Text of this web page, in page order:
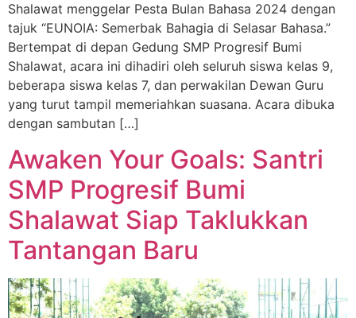
Shalawat menggelar Pesta Bulan Bahasa 2024 dengan
tajuk “EUNOIA: Semerbak Bahagia di Selasar Bahasa.”
Bertempat di depan Gedung SMP Progresif Bumi
Shalawat, acara ini dihadiri oleh seluruh siswa kelas 9,
beberapa siswa kelas 7, dan perwakilan Dewan Guru
yang turut tampil memeriahkan suasana. Acara dibuka
dengan sambutan […]
Awaken Your Goals: Santri
SMP Progresif Bumi
Shalawat Siap Taklukkan
Tantangan Baru